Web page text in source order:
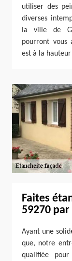
utiliser des
diverses
la ville de
pourront vous
est à la
Faites
59270
Ayant une
que, notre
qualifiée pour